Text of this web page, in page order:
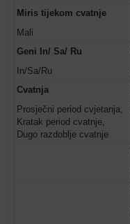
Miris tijekom cvatnje
Mali
Geni In/ Sa/ Ru
In/Sa/Ru
Cvatnja
Prosječni period cvjetanja,
Kratak period cvatnje,
Dugo razdoblje cvatnje